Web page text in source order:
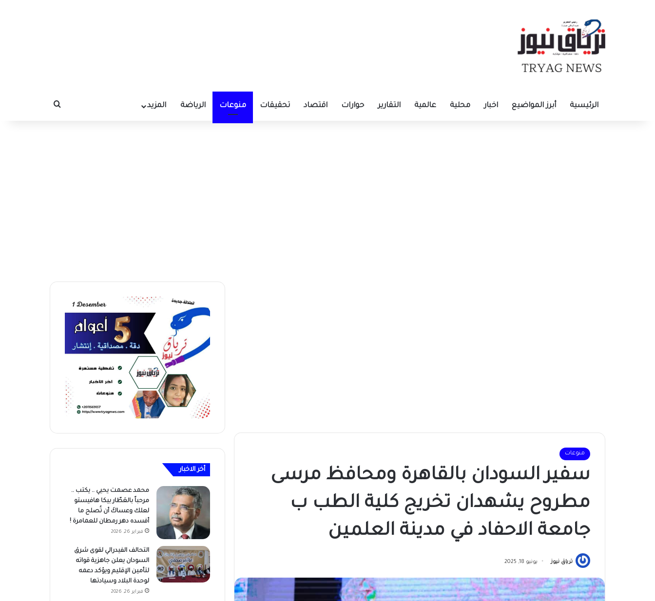
الرئيسية أبرز المواضيع اخبار محلية عالمية التقارير حوارات اقتصاد تحقيقات منوعات الرياضة المزيد بحث عن
منوعات
سفير السودان بالقاهرة ومحافظ مرسى
مطروح يشهدان تخريج كلية الطب ب
جامعة الاحفاد في مدينة العلمين
ترياق نيوز يونيو 18, 2025
أخر الاخبار
محمد عصمت يحيي .. يكتب ..
مرحباً بالعَطّار بيكا هافيستو
لعلك وعساكَ أن تُصلح ما
أفسده دهر رمطان للعمامرة !
فبراير 26, 2026
التحالف الفيدرالي لقوى شرق
السودان يعلن جاهزية قواته
لتأمين الإقليم ويؤكد دعمه
لوحدة البلاد وسيادتها
فبراير 26, 2026